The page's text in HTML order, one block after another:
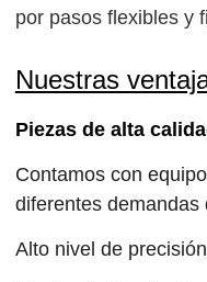
por pasos flexibles y
Nuestras
Piezas de alta
Contamos con
diferentes demandas
Alto nivel de